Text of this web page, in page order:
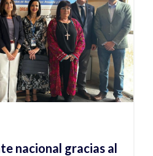
nacional gracias al